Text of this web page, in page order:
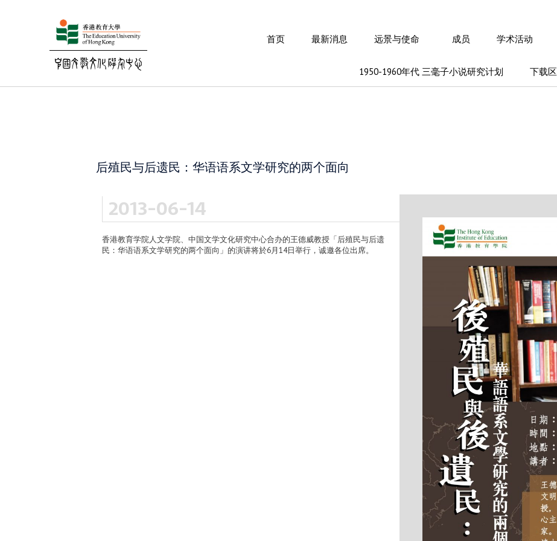
首页 最新消息 远景与使命 成员 学术活动
1950-1960年代 三毫子小说研究计划 下载区
后殖民与后遗民：华语语系文学研究的两个面向
2013-06-14
香港教育学院人文学院、中国文学文化研究中心合办的王德威教授「后殖民与后遗
民：华语语系文学研究的两个面向」的演讲将於6月14日举行，诚邀各位出席。